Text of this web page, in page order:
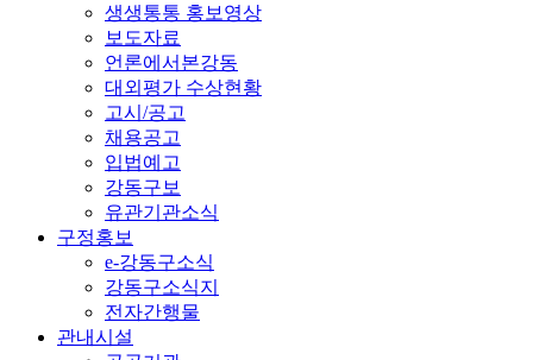
생생통통 홍보영상
보도자료
언론에서본강동
대외평가 수상현황
고시/공고
채용공고
입법예고
강동구보
유관기관소식
구정홍보
e-강동구소식
강동구소식지
전자간행물
관내시설